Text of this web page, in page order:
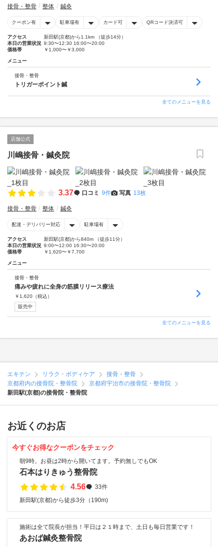
接骨・整骨 整体 鍼灸
クーポン有 駐車場有 カード可 QRコード決済可
アクセス
新田駅(京都)から1.1km （徒歩14分）
本日の営業状況 9:30〜12:30 16:00〜20:00
価格帯
￥1,000〜￥3,000
メニュー
接骨・整骨
トリガーポイント鍼
全てのメニューを見る
店舗公式
川嶋接骨・鍼灸院
3.37 口コミ 9件 写真 13枚
接骨・整骨 整体 鍼灸
配達・デリバリー対応 駐車場有
アクセス
新田駅(京都)から840m （徒歩11分）
本日の営業状況 9:00〜12:00 16:30〜20:00
価格帯
￥1,620〜￥7,700
メニュー
接骨・整骨
痛みや疲れに全身の筋膜リリース療法
￥ 1,620 （税込）
販売中
全てのメニューを見る
エキテン リラク・ボディケア
接骨・整骨
京都府内の接骨院・整骨院
京都府宇治市の接骨院・整骨院
新田駅(京都)の接骨院・整骨院
お近くのお店
今すぐお得なクーポンをチェック
朝9時。お昼は2時から開いてます。予約無しでもOK
石本はりきゅう整骨院
4.56
33件
新田駅(京都)から徒歩3分（190m)
施術は全て院長が担当！平日は２１時まで、土日も毎日営業です！
あおば鍼灸整骨院